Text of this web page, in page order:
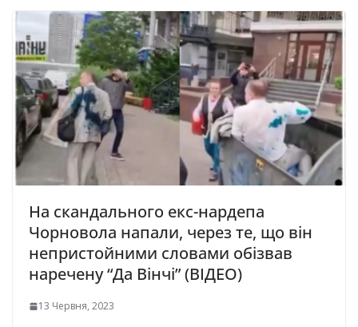
На скандального екс-нардепа
Чорновола напали, через те, що він
непристойними словами обізвав
наречену “Да Вінчі” (ВІДЕО)
13 Червня, 2023